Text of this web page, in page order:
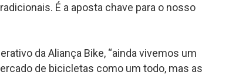
É a aposta chave para o nosso
da Aliança Bike, “ainda vivemos um
de bicicletas como um todo, mas as